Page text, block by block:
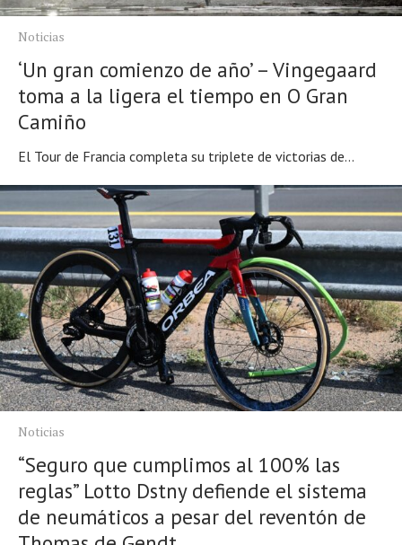
Noticias
‘Un gran comienzo de año’ – Vingegaard
toma a la ligera el tiempo en O Gran
Camiño
El Tour de Francia completa su triplete de victorias de...
Noticias
“Seguro que cumplimos al 100% las
reglas” Lotto Dstny defiende el sistema
de neumáticos a pesar del reventón de
El equipo